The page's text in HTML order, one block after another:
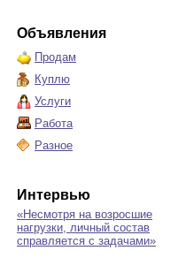
Объявления
Продам
Куплю
Услуги
Работа
Разное
Интервью
«Несмотря на возросшие
нагрузки, личный состав
справляется с задачами»